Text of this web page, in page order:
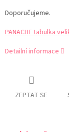
Doporučujeme.
PANACHE tabulka
Detailní informace
ZEPTAT SE